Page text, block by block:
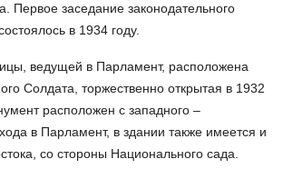
Первое заседание законодательного
в 1934 году.
ведущей в Парламент, расположена
Солдата, торжественно открытая в 1932
расположен с западного –
в Парламент, в здании также имеется и
со стороны Национального сада.